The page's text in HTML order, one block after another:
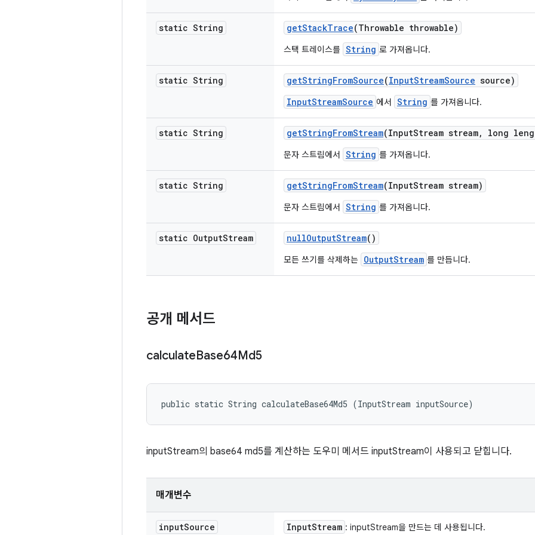
static String getStackTrace(Throwable throwable)
스택 트레이스를 String 로 가져옵니다.
static String getStringFromSource(InputStreamSource source)
InputStreamSource 에서 String 를 가져옵니다.
static String getStringFromStream(InputStream stream, long
문자 스트림에서 String 를 가져옵니다.
static String getStringFromStream(InputStream stream)
문자 스트림에서 String 를 가져옵니다.
static OutputStream nullOutputStream()
모든 쓰기를 삭제하는 OutputStream 를 만듭니다.
공개 메서드
calculateBase64Md5
public static String calculateBase64Md5 (InputStream inputSource)
inputStream의 base64 md5를 계산하는 도우미 메서드 inputStream이 사용되고 닫힙니다.
매개변수
inputSource InputStream : inputStream을 만드는 데 사용됩니다.